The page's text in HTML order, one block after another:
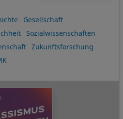
Gesellschaft
Sozialwissenschaften
Zukunftsforschung